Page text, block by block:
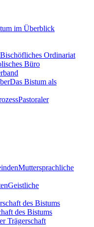
im Überblick
Bischöfliches Ordinariat
Büro
Das Bistum als
Pastoraler
Muttersprachliche
Geistliche
des Bistums